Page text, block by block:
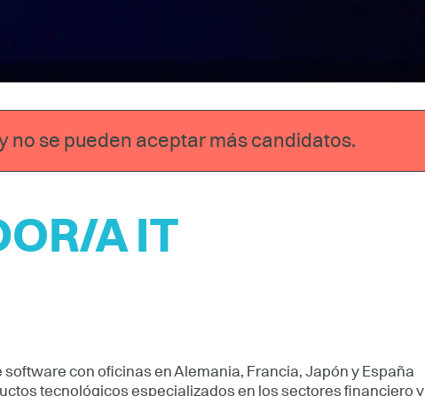
no se pueden aceptar más candidatos.
A IT
con oficinas en Alemania, Francia, Japón y España
tecnológicos especializados en los sectores financiero y